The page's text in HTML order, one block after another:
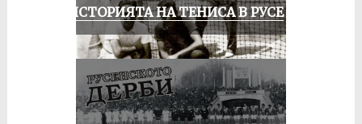
ЗА ИСТОРИЯТА НА ТЕНИСА В РУСЕ